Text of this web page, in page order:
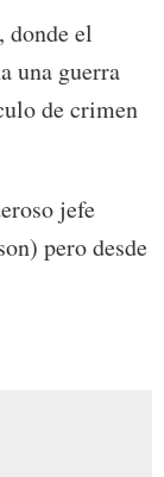
donde el
una guerra
de crimen
jefe
pero desde